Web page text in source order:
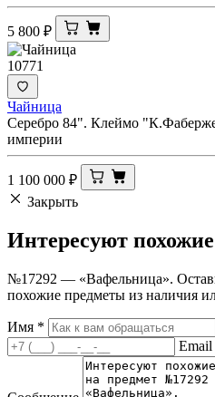
5 800 ₽
10771
Чайница
Серебро 84". Клеймо
империи
1 100 000 ₽
Закрыть
Интересуют похожие
№17292 — «Вафельница».
похожие предметы из наличия
Имя *
Email